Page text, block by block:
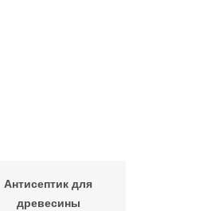
Антисептик для
древесины